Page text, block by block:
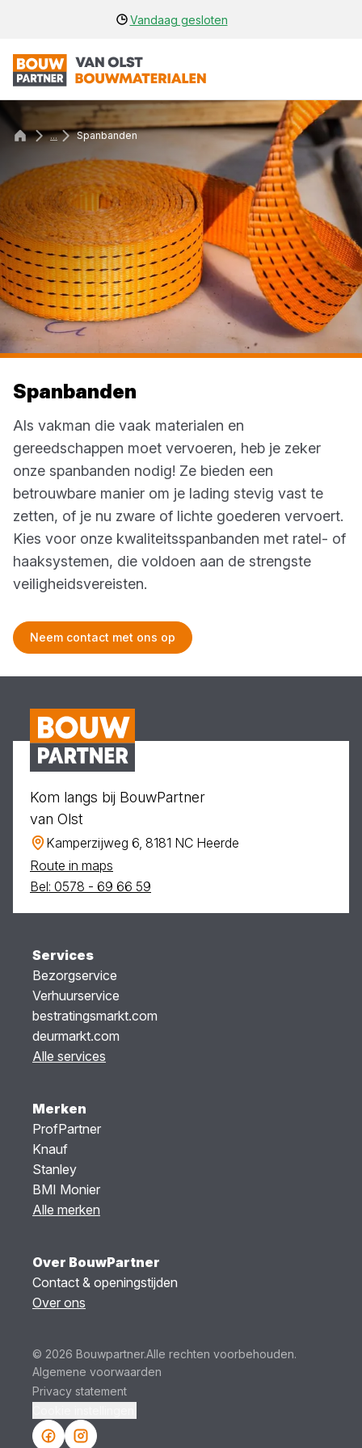
Vandaag gesloten
... Spanbanden
Spanbanden
Als vakman die vaak materialen en
gereedschappen moet vervoeren, heb je zeker
onze spanbanden nodig! Ze bieden een
betrouwbare manier om je lading stevig vast te
zetten, of je nu zware of lichte goederen vervoert.
Kies voor onze kwaliteitsspanbanden met ratel- of
haaksystemen, die voldoen aan de strengste
veiligheidsvereisten.
Neem contact met ons op
Kom langs bij BouwPartner
van Olst
Kamperzijweg 6, 8181 NC Heerde
Route in maps
Bel: 0578 - 69 66 59
Services
Bezorgservice
Verhuurservice
bestratingsmarkt.com
deurmarkt.com
Alle services
Merken
ProfPartner
Knauf
Stanley
BMI Monier
Alle merken
Over BouwPartner
Contact & openingstijden
Over ons
© 2026 Bouwpartner.Alle rechten voorbehouden.
Algemene voorwaarden
Privacy statement